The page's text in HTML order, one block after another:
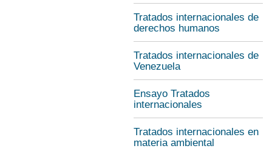
Tratados internacionales de
derechos humanos
Tratados internacionales de
Venezuela
Ensayo Tratados
internacionales
Tratados internacionales en
materia ambiental